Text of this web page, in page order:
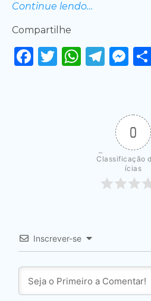
Continue lendo…
Compartilhe
Facebook
Twitter
0
Classificação
ícias
Inscrever-se